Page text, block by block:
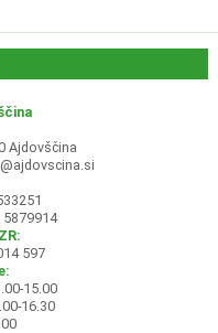
Ajdovščina
5879914
597
15.00
16.30